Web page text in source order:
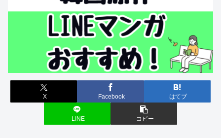
X Facebook はてブ
LINE コピー